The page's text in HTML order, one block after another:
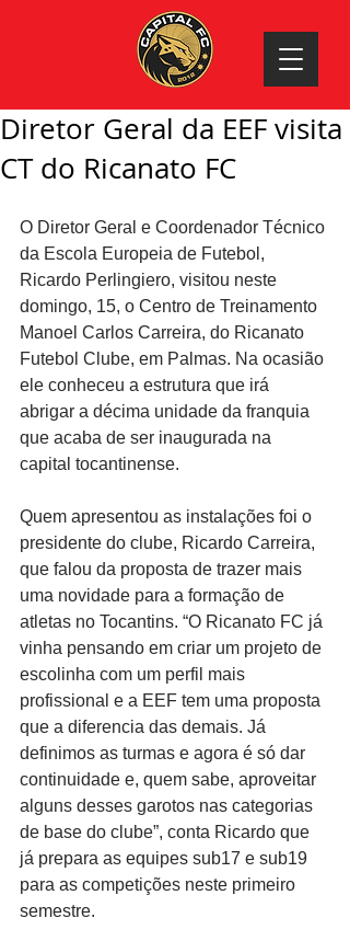
Diretor Geral da EEF visita
CT do Ricanato FC
O Diretor Geral e Coordenador Técnico
da Escola Europeia de Futebol,
Ricardo Perlingiero, visitou neste
domingo, 15, o Centro de Treinamento
Manoel Carlos Carreira, do Ricanato
Futebol Clube, em Palmas. Na ocasião
ele conheceu a estrutura que irá
abrigar a décima unidade da franquia
que acaba de ser inaugurada na
capital tocantinense.
Quem apresentou as instalações foi o
presidente do clube, Ricardo Carreira,
que falou da proposta de trazer mais
uma novidade para a formação de
atletas no Tocantins. “O Ricanato FC já
vinha pensando em criar um projeto de
escolinha com um perfil mais
profissional e a EEF tem uma proposta
que a diferencia das demais. Já
definimos as turmas e agora é só dar
continuidade e, quem sabe, aproveitar
alguns desses garotos nas categorias
de base do clube”, conta Ricardo que
já prepara as equipes sub17 e sub19
para as competições neste primeiro
semestre.